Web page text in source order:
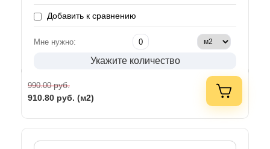
Добавить к сравнению
Мне нужно:
Укажите количество
990.00руб.
910.80 руб. (м2)